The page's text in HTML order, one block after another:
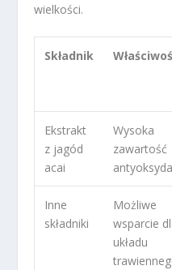
wielkości.
Składnik
Ekstrakt
z jagód
acai
Wysoka
zawartość
Inne
składniki
Możliwe
wsparcie
układu